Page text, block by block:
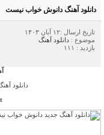
دانلود آهنگ دانوش خواب نیست
تاریخ ارسال :۱۲ آبان ۱۴۰۳
موضوع : دانلود آهنگ
بازدید : ۱۱۱
دانلود